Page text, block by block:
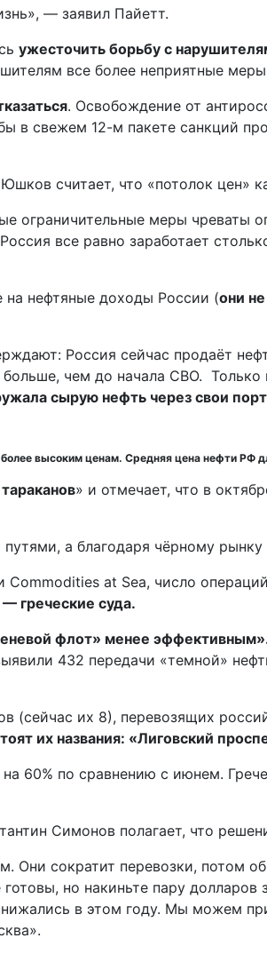
— заявил Пайетт.
ужесточить борьбу с
все более неприятные
. Освобождение от
в свежем 12-м пакете санкций
считает, что «потолок цен»
меры чреваты
все равно заработает
на нефтяные доходы России (они
Россия сейчас продаёт
чем до начала СВО.
сырую нефть через свои
высоким ценам. Средняя цена нефти РФ
» и отмечает, что в
а благодаря чёрному
at Sea, число
греческие суда.
флот» менее
432 передачи «темной»
(сейчас их 8), перевозящих
их названия: «Лиговский
60% по сравнению с июнем.
Симонов полагает, что
сократит перевозки, потом
но накиньте пару долларов
в этом году. Мы можем